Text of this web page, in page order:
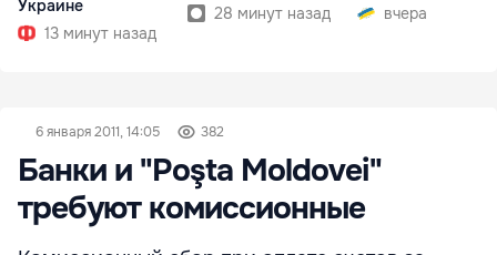
Украине
13 минут назад
28 минут назад
вчера
6 января 2011, 14:05 382
Банки и "Poşta Moldovei"
требуют комиссионные